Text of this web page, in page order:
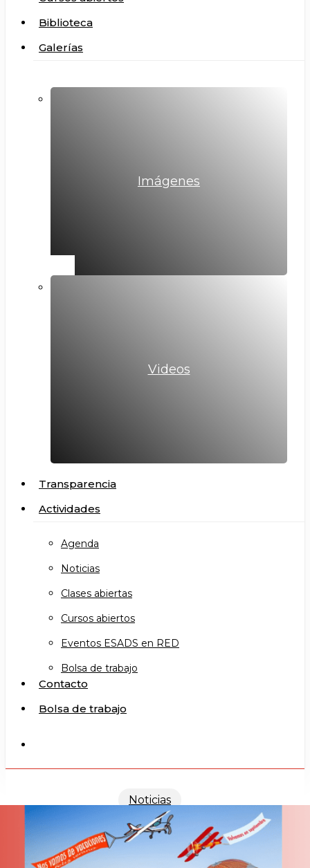
Biblioteca
Galerías
Imágenes
Videos
Transparencia
Actividades
Agenda
Noticias
Clases abiertas
Cursos abiertos
Eventos ESADS en RED
Bolsa de trabajo
Contacto
Bolsa de trabajo
Noticias
¡Feliz verano!